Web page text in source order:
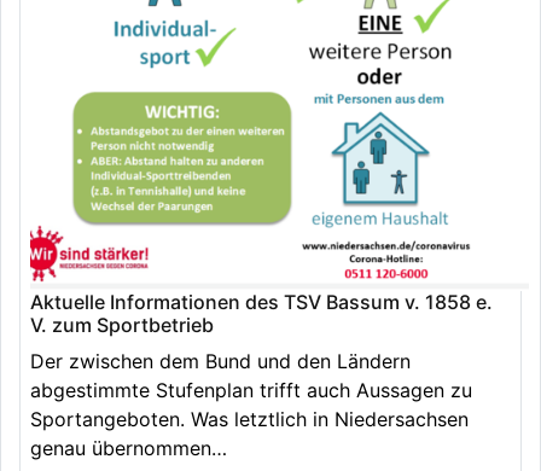
Aktuelle Informationen des TSV Bassum v. 1858 e.
V. zum Sportbetrieb
Der zwischen dem Bund und den Ländern
abgestimmte Stufenplan trifft auch Aussagen zu
Sportangeboten. Was letztlich in Niedersachsen
genau übernommen…